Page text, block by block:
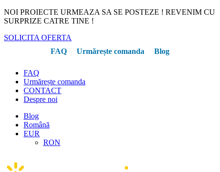
NOI PROIECTE URMEAZA SA SE POSTEZE ! REVENIM CU
SURPRIZE CATRE TINE !
SOLICITA OFERTA
FAQ
Urmărește comanda Blog
FAQ
Urmărește comanda
CONTACT
Despre noi
Blog
Română
EUR
RON